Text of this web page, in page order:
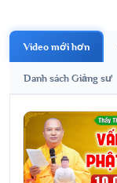
Video mới hơn
Danh sách Giảng sư